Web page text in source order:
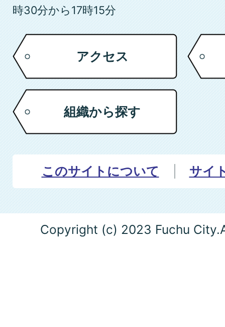
時30分から17時15分
アクセス
組織から探す
このサイトについて サイ
Copyright (c) 2023 Fuchu